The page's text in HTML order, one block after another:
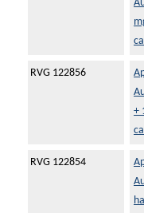
RVG 122856
+
RVG 122854